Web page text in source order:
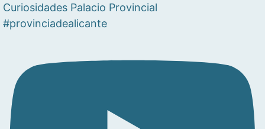
Curiosidades Palacio Provincial
#provinciadealicante